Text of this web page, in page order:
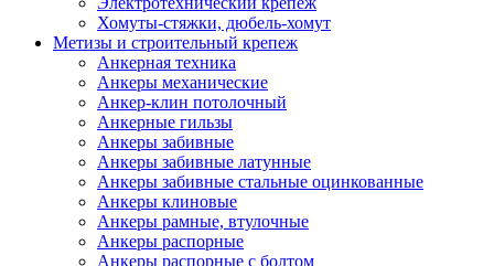
Хомуты-стяжки, дюбель-хомут
Метизы и строительный крепеж
Анкерная техника
Анкеры механические
Анкер-клин потолочный
Анкерные гильзы
Анкеры забивные
Анкеры забивные латунные
Анкеры забивные стальные оцинкованные
Анкеры клиновые
Анкеры рамные, втулочные
Анкеры распорные
Анкеры распорные с болтом